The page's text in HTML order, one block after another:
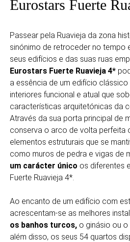
Eurostars Fuerte
Passear pela Ruavieja da zona
sinónimo de retroceder no tempo
seus edifícios e das suas ruas
Eurostars Fuerte Ruavieja 4*
a essência de um edifício
interiores funcional e atual que
características arquitetónicas da
Através da sua porta principal de
conserva o arco de volta perfeita
elementos estruturais que se
como muros de pedra e vigas de
um carácter único os diferentes
Fuerte Ruavieja 4*.
Ao encanto de um edifício com
acrescentam-se as melhores
os banhos turcos, o ginásio ou o
além disso, os seus 54 quartos